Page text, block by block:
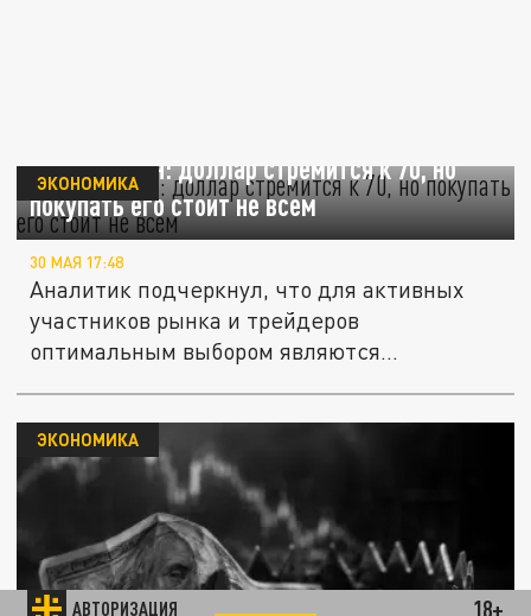
АВТОРИЗАЦИЯ 18+
Шнейдерман: доллар стремится к 70, но
покупать его стоит не всем
ЭКОНОМИКА
30 МАЯ 17:48
Аналитик подчеркнул, что для активных
участников рынка и трейдеров
оптимальным выбором являются
ЭКОНОМИКА